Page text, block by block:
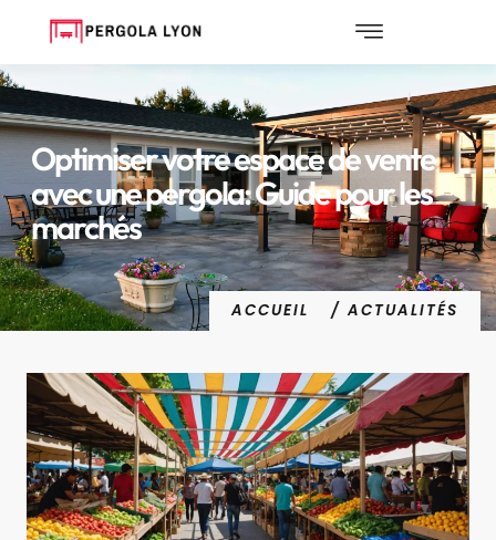
Optimiser votre espace de vente
avec une pergola: Guide pour les
marchés
ACCUEIL / ACTUALITÉS